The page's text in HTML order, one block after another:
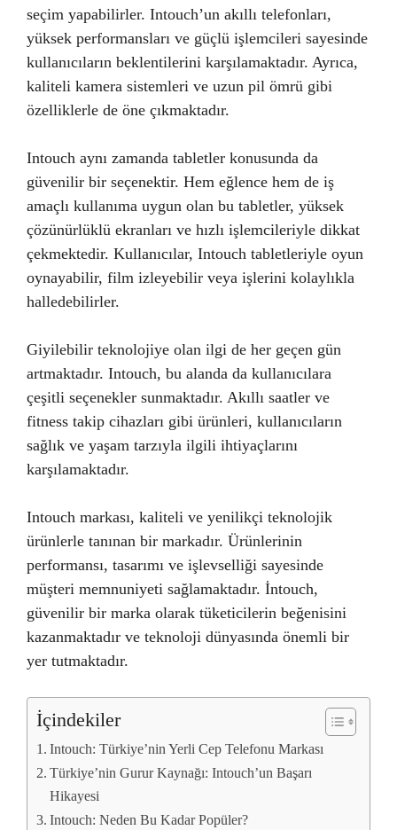
seçim yapabilirler. Intouch’un akıllı telefonları,
yüksek performansları ve güçlü işlemcileri sayesinde
kullanıcıların beklentilerini karşılamaktadır. Ayrıca,
kaliteli kamera sistemleri ve uzun pil ömrü gibi
özelliklerle de öne çıkmaktadır.
Intouch aynı zamanda tabletler konusunda da
güvenilir bir seçenektir. Hem eğlence hem de iş
amaçlı kullanıma uygun olan bu tabletler, yüksek
çözünürlüklü ekranları ve hızlı işlemcileriyle dikkat
çekmektedir. Kullanıcılar, Intouch tabletleriyle oyun
oynayabilir, film izleyebilir veya işlerini kolaylıkla
halledebilirler.
Giyilebilir teknolojiye olan ilgi de her geçen gün
artmaktadır. Intouch, bu alanda da kullanıcılara
çeşitli seçenekler sunmaktadır. Akıllı saatler ve
fitness takip cihazları gibi ürünleri, kullanıcıların
sağlık ve yaşam tarzıyla ilgili ihtiyaçlarını
karşılamaktadır.
Intouch markası, kaliteli ve yenilikçi teknolojik
ürünlerle tanınan bir markadır. Ürünlerinin
performansı, tasarımı ve işlevselliği sayesinde
müşteri memnuniyeti sağlamaktadır. İntouch,
güvenilir bir marka olarak tüketicilerin beğenisini
kazanmaktadır ve teknoloji dünyasında önemli bir
yer tutmaktadır.
İçindekiler
Intouch: Türkiye’nin Yerli Cep Telefonu Markası
Türkiye’nin Gurur Kaynağı: Intouch’un Başarı
Hikayesi
Intouch: Neden Bu Kadar Popüler?